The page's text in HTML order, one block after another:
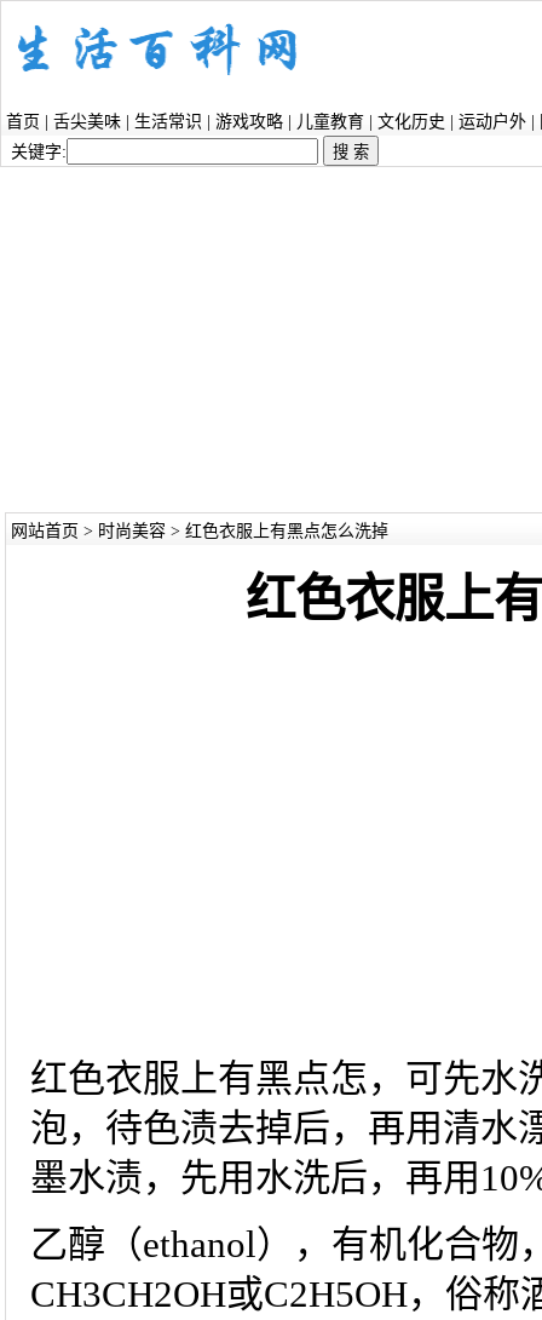
首页 舌尖美味 生活常识 游戏攻略 儿童教育 文化历史 运动户外
关键字:
网站首页 > 时尚美容> 红色衣服上有黑点怎么洗掉
红色衣服上
红色衣服上有黑点怎，可先水
泡，待色渍去掉后，再用清水
墨水渍，先用水洗后，再用
乙醇（ethanol），有机化合物
CH3CH2OH或C2H5OH，俗